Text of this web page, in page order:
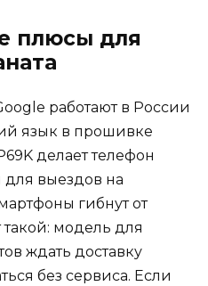
плюсы для
работают в России
язык в прошивке
делает телефон
выездов на
гибнут от
модель для
ждать доставку
без сервиса. Если